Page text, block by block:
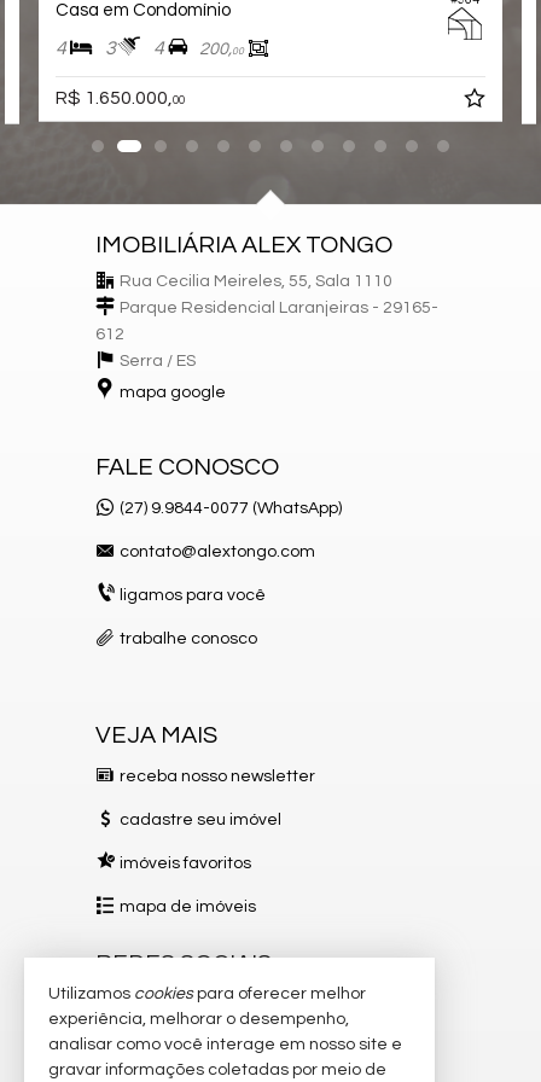
Alex Tongo Negócios Imobiliários
WhatsApp: 27-99844-0077
Instagram: @imobiliariaalextongo
Ar Condicionado
Sistema de Alarme
Piso Porcelanato
TV a Cabo
Infra para Ar Split
Vista Livre
Decorado
Acabamento em Gesso
Móveis Planejados
Área de Serviço
Sala de Jantar
Espaço Gourmet
Entrada de Serviço
Características do Empreendimento
Quadra Esportiva
Espaço Gourmet
Portaria 24h
Medidores Individuais
Playground
Pet Care
Bicicletário
Câmeras de Segurança
Elevador
Casa em Condomínio
4 3 4 200,00
R$ 1.650.000, 00
IMOBILIÁRIA ALEX TONGO
Rua Cecilia Meireles, 55, Sala 1110
Parque Residencial Laranjeiras - 29165-
612
Serra / ES
mapa google
FALE CONOSCO
(27) 9.9844-0077 (WhatsApp)
contato@alextongo.com
ligamos para você
trabalhe conosco
VEJA MAIS
receba nosso newsletter
cadastre seu imóvel
imóveis favoritos
mapa de imóveis
REDES SOCIAIS
Instagram
Facebook
Utilizamos cookiespara oferecer melhor
experiência, melhorar o desempenho,
analisar como você interage em nosso site e
gravar informações coletadas por meio de